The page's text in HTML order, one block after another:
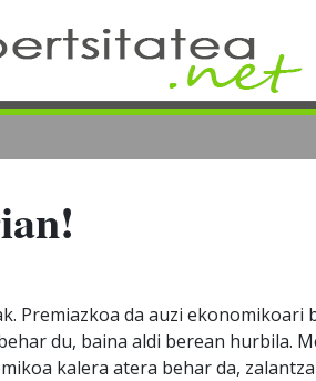
Premiazkoa da auzi ekonomikoari
du, baina aldi berean hurbila.
kalera atera behar da,